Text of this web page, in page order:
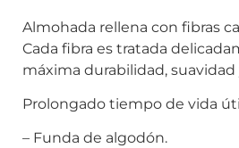
Almohada rellena con fibras
Cada fibra es tratada
máxima durabilidad,
Prolongado tiempo de vida
– Funda de algodón.